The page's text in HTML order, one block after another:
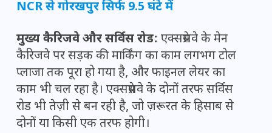
NCR से गोरखपुर सिर्फ 9.5 घंटे में
मुख्य कैरिजवे और सर्विस रोड: एक्सप्रेसवे के मेन
कैरिजवे पर सड़क की मार्किंग का काम लगभग टोल
प्लाजा तक पूरा हो गया है, और फाइनल लेयर का
काम भी चल रहा है। एक्सप्रेसवे के दोनों तरफ सर्विस
रोड भी तेज़ी से बन रही है, जो ज़रूरत के हिसाब से
दोनों या किसी एक तरफ होगी।